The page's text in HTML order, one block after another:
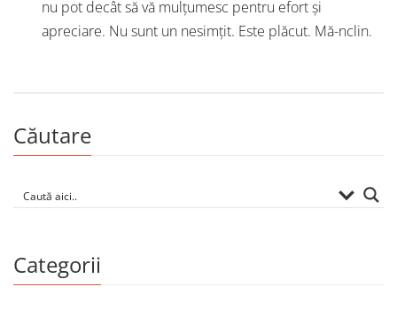
nu pot decât să vă mulțumesc pentru efort și
apreciare. Nu sunt un nesimțit. Este plăcut. Mă-nclin.
Căutare
Categorii